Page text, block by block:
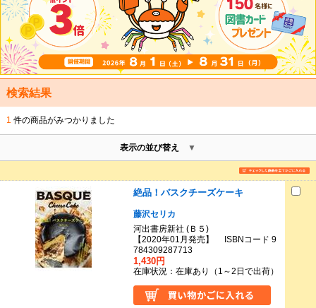
検索結果
1 件の商品がみつかりました
表示の並び替え
絶品！バスクチーズケーキ
藤沢セリカ
河出書房新社 (Ｂ５)
【2020年01月発売】 ISBNコード 9
784309287713
1,430円
在庫状況：在庫あり（1～2日で出荷）